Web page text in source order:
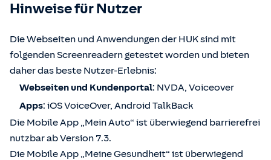
Hinweise für Nutzer
Die Webseiten und Anwendungen der HUK sind mit
folgenden Screenreadern getestet worden und bieten
daher das beste Nutzer-Erlebnis:
Webseiten und Kundenportal: NVDA, Voiceover
Apps: iOS VoiceOver, Android TalkBack
Die Mobile App „Mein Auto“ ist überwiegend barrierefrei
nutzbar ab Version 7.3.
Die Mobile App „Meine Gesundheit“ ist überwiegend